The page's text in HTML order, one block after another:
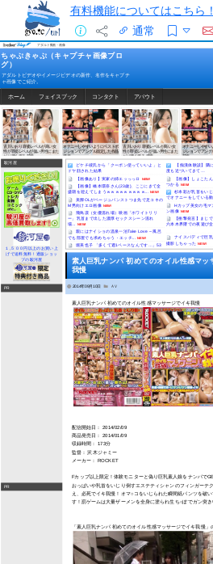
有料機能についてはこちら！
通常